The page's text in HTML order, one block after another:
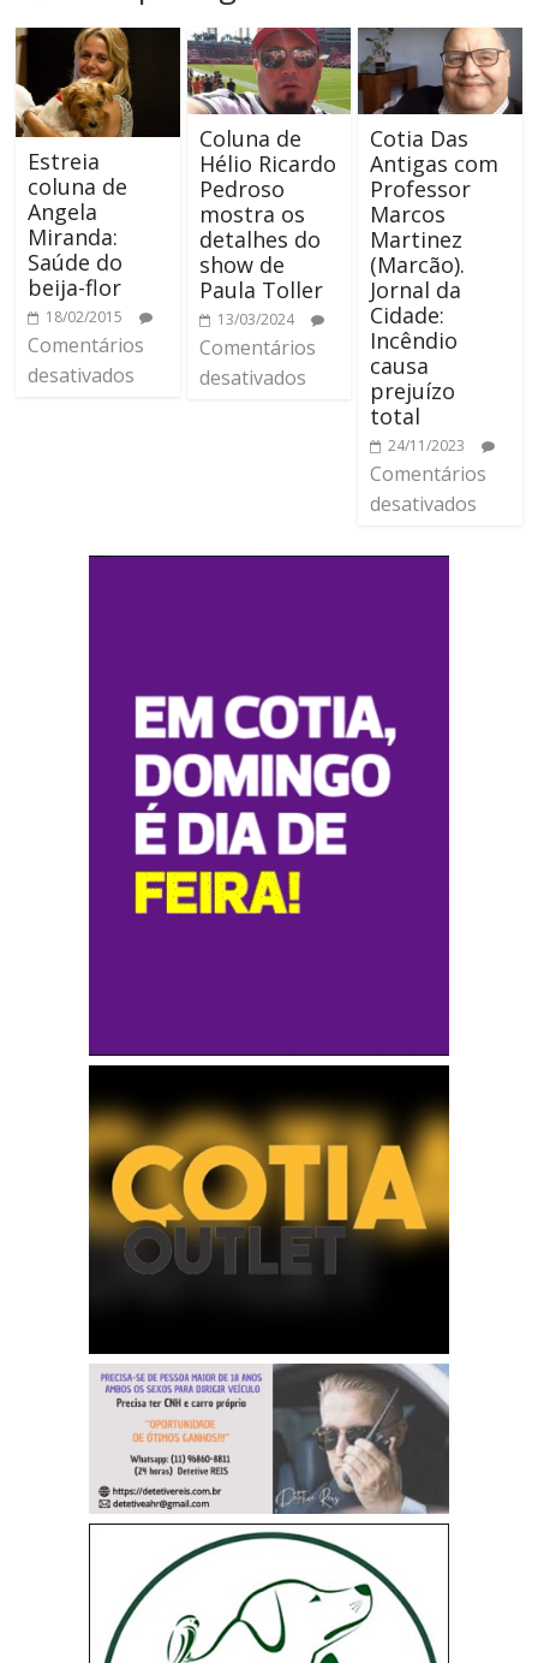
Estreia
coluna de
Angela
Miranda:
Saúde do
beija-flor
18/02/2015
Comentários
desativados
Coluna de
Hélio Ricardo
Pedroso
mostra os
detalhes do
show de
Paula Toller
13/03/2024
Comentários
desativados
Cotia Das
Antigas com
Professor
Marcos
Martinez
(Marcão).
Jornal da
Cidade:
Incêndio
causa
prejuízo
total
24/11/2023
Comentários
desativados